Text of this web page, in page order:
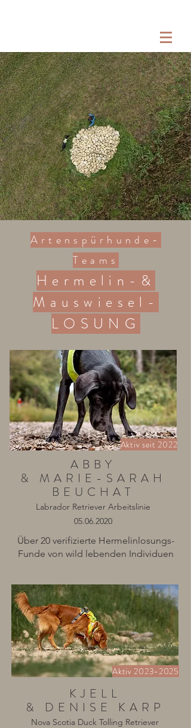
Artenspürhunde-
Teams
Hermelin-&
Mauswiesel-
LOSUNG
Aktiv seit 2022
ABBY
& MARIE-SARAH
BEUCHAT
Labrador Retriever Arbeitslinie
05.06.2020
Über 20 verifizierte Hermelinlosungs-
Funde von wild lebenden Individuen
Aktiv 2023-2025
KJELL
& DENISE KARP
Nova Scotia Duck Tolling Retriever